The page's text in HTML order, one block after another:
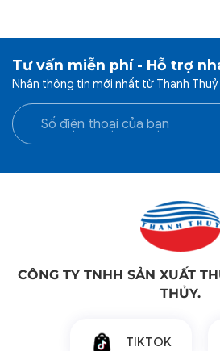
Tư vấn miễn phí - Hỗ trợ
Nhận thông tin mới nhất từ Thanh Thuỷ
CÔNG TY TNHH SẢN XUẤT
THỦY.
TIKTOK